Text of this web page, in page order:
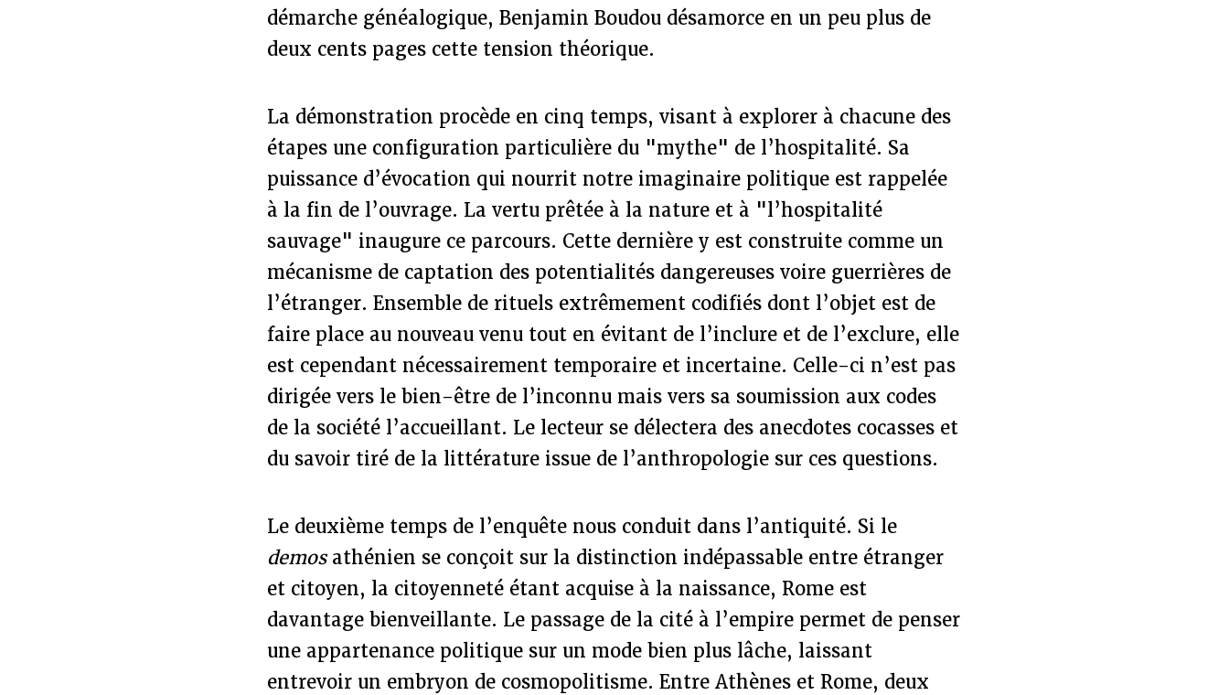
démarche généalogique, Benjamin Boudou désamorce en un peu plus de
deux cents pages cette tension théorique.
La démonstration procède en cinq temps, visant à explorer à chacune des
étapes une configuration particulière du "mythe" de l’hospitalité. Sa
puissance d’évocation qui nourrit notre imaginaire politique est rappelée
à la fin de l’ouvrage. La vertu prêtée à la nature et à "l’hospitalité
sauvage" inaugure ce parcours. Cette dernière y est construite comme un
mécanisme de captation des potentialités dangereuses voire guerrières de
l’étranger. Ensemble de rituels extrêmement codifiés dont l’objet est de
faire place au nouveau venu tout en évitant de l’inclure et de l’exclure, elle
est cependant nécessairement temporaire et incertaine. Celle-ci n’est pas
dirigée vers le bien-être de l’inconnu mais vers sa soumission aux codes
de la société l’accueillant. Le lecteur se délectera des anecdotes cocasses et
du savoir tiré de la littérature issue de l’anthropologie sur ces questions.
Le deuxième temps de l’enquête nous conduit dans l’antiquité. Si le
demosathénien se conçoit sur la distinction indépassable entre étranger
et citoyen, la citoyenneté étant acquise à la naissance, Rome est
davantage bienveillante. Le passage de la cité à l’empire permet de penser
une appartenance politique sur un mode bien plus lâche, laissant
entrevoir un embryon de cosmopolitisme. Entre Athènes et Rome, deux